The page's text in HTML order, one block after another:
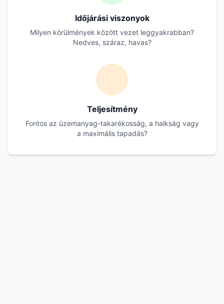
Időjárási viszonyok
Milyen körülmények között vezet leggyakrabban?
Nedves, száraz, havas?
Teljesítmény
Fontos az üzemanyag-takarékosság, a halkság vagy
a maximális tapadás?